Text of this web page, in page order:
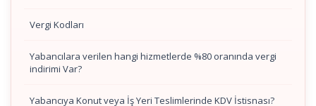
Vergi Kodları
Yabancılara verilen hangi hizmetlerde %80 oranında vergi
indirimi Var?
Yabancıya Konut veya İş Yeri Teslimlerinde KDV İstisnası?